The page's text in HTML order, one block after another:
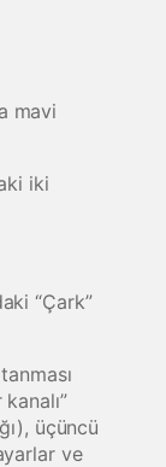
mavi
iki
“Çark”
üçüncü
ve